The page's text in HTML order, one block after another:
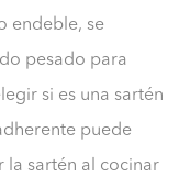
endeble, se
pesado para
si es una sartén
puede
la sartén al cocinar